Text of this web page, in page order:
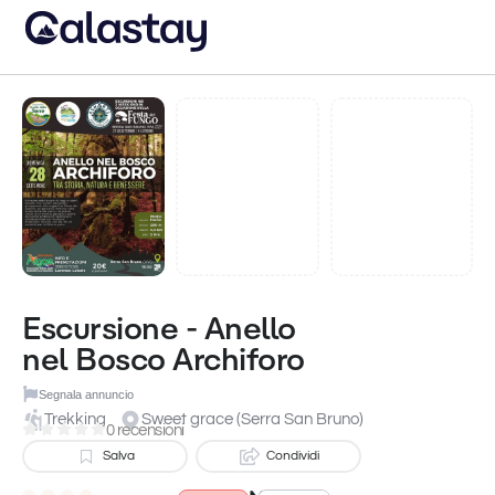
Escursione - Anello
nel Bosco Archiforo
Segnala annuncio
Trekking Sweet grace (Serra San Bruno)
0 recensioni
Salva Condividi